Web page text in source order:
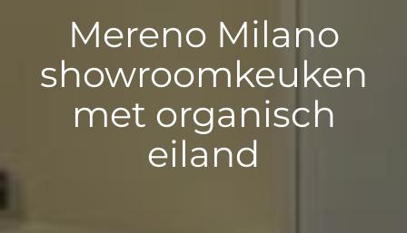
Mereno Milano
showroomkeuken
met organisch
eiland